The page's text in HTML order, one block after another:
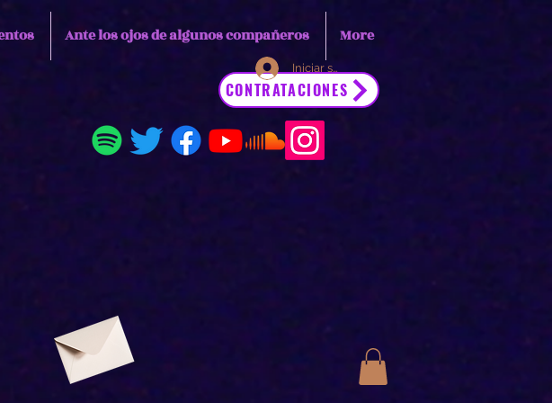
Ante los ojos de algunos compañeros More
CONTRATACIONES
Iniciar sesión